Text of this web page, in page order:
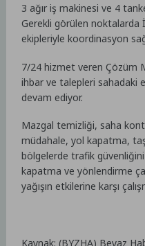
3 ağır iş makinesi ve 4
Gerekli görülen noktalarda
ekipleriyle koordinasyon
7/24 hizmet veren Çözüm
ihbar ve talepleri sahadaki
devam ediyor.
Mazgal temizliği, saha
müdahale, yol kapatma,
bölgelerde trafik
kapatma ve yönlendirme
yağışın etkilerine karşı
Kaynak: (BYZHA) Beyaz